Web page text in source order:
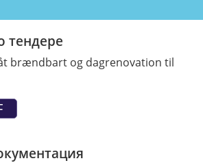
тендере
brændbart og dagrenovation til